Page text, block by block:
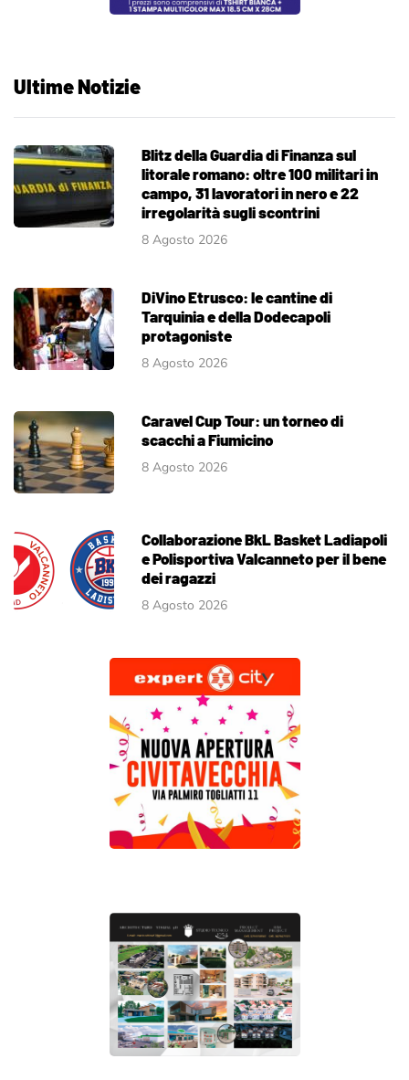
Ultime Notizie
Blitz della Guardia di Finanza sul
litorale romano: oltre 100 militari in
campo, 31 lavoratori in nero e 22
irregolarità sugli scontrini
8 Agosto 2026
DiVino Etrusco: le cantine di
Tarquinia e della Dodecapoli
protagoniste
8 Agosto 2026
Caravel Cup Tour: un torneo di
scacchi a Fiumicino
8 Agosto 2026
Collaborazione BkL Basket Ladiapoli
e Polisportiva Valcanneto per il bene
dei ragazzi
8 Agosto 2026